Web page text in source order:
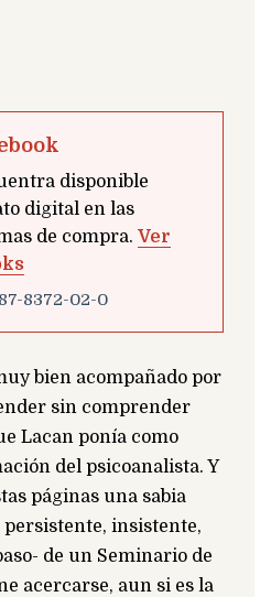
disponible
digital en las
de compra. Ver
8372-02-0
bien acompañado por
sin comprender
Lacan ponía como
del psicoanalista. Y
páginas una sabia
insistente,
de un Seminario de
acercarse, aun si es la